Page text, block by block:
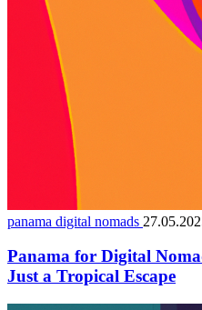
panama digital nomads
Panama for Digital
Just a Tropical Escape